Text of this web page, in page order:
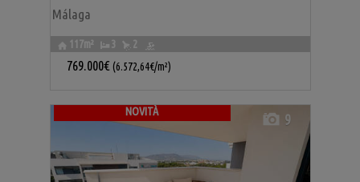
Málaga
117m² 3 2
769.000€ (6.572,64€/m²)
NOVITÀ 9